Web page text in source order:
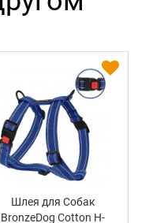
Шлея для Собак
BronzeDog Сotton Н-